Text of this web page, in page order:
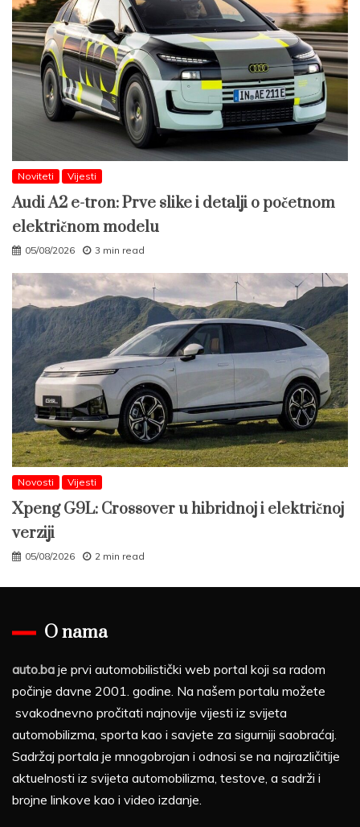
Noviteti Vijesti
Audi A2 e-tron: Prve slike i detalji o početnom
električnom modelu
05/08/2026 3 min read
Novosti Vijesti
Xpeng G9L: Crossover u hibridnoj i električnoj
verziji
05/08/2026 2 min read
O nama
auto.ba je prvi automobilistički web portal koji sa radom
počinje davne 2001. godine. Na našem portalu možete
svakodnevno pročitati najnovije vijesti iz svijeta
automobilizma, sporta kao i savjete za sigurniji saobraćaj.
Sadržaj portala je mnogobrojan i odnosi se na najrazličitije
aktuelnosti iz svijeta automobilizma, testove, a sadrži i
brojne linkove kao i video izdanje.